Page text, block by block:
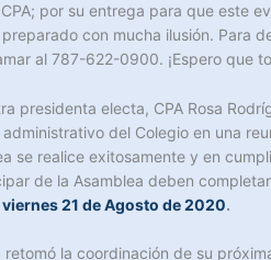
por su entrega para que este
con mucha ilusión. Para
al 787-622-0900. ¡Espero que
electa, CPA Rosa
del Colegio en una
realice exitosamente y en
de la Asamblea deben
21 de Agosto de 2020.
la coordinación de su